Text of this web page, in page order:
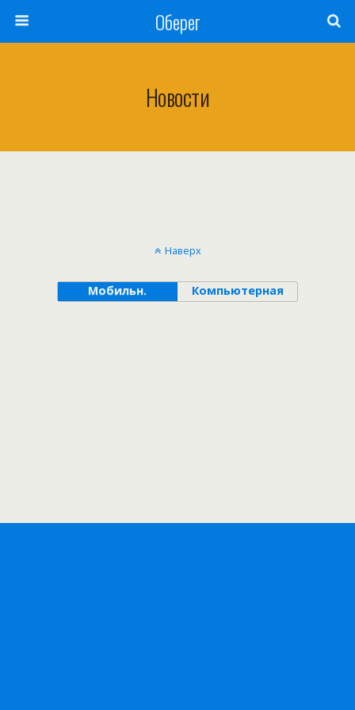
Оберег
Новости
Наверх
Мобильн. Компьютерная